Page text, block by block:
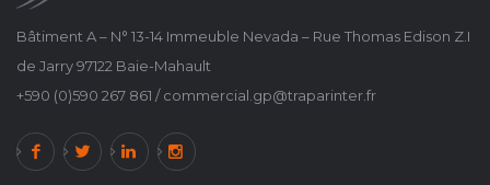
Bâtiment A – N° 13-14 Immeuble Nevada – Rue Thomas Edison Z.I
de Jarry 97122 Baie-Mahault
+590 (0)590 267 861 / commercial.gp@traparinter.fr